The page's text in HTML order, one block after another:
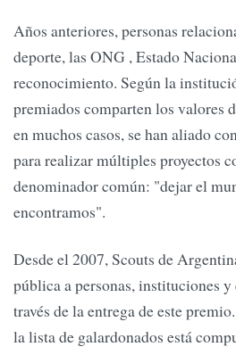
Años anteriores, personas
deporte, las ONG , Estado
reconocimiento. Según la
premiados comparten los valores
en muchos casos, se han aliado
para realizar múltiples proyectos
denominador común: "dejar el
encontramos".
Desde el 2007, Scouts de
pública a personas, instituciones y
través de la entrega de este
la lista de galardonados está